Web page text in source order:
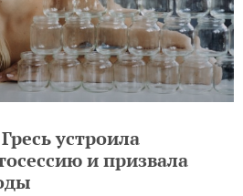
устроила
и призвала